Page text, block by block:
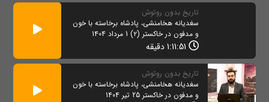
تاریخ بدون روتوش
سغدیانه هخامنشی، پادشاه برخاسته با خون
و مدفون در خاکستر (۲) 1 مرداد 1404
تاریخ بدون روتوش
سغدیانه هخامنشی، پادشاه برخاسته با خون
و مدفون در خاکستر 25 تیر 1404